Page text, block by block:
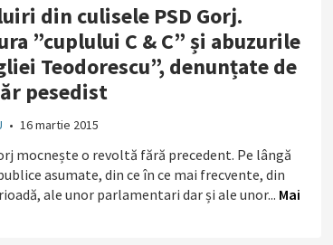
din culisele PSD Gorj.
”cuplului C & C” și abuzurile
Teodorescu”, denunțate de
pesedist
• 16 martie 2015
mocnește o revoltă fără precedent. Pe lângă
asumate, din ce în ce mai frecvente, din
ale unor parlamentari dar și ale unor... Mai